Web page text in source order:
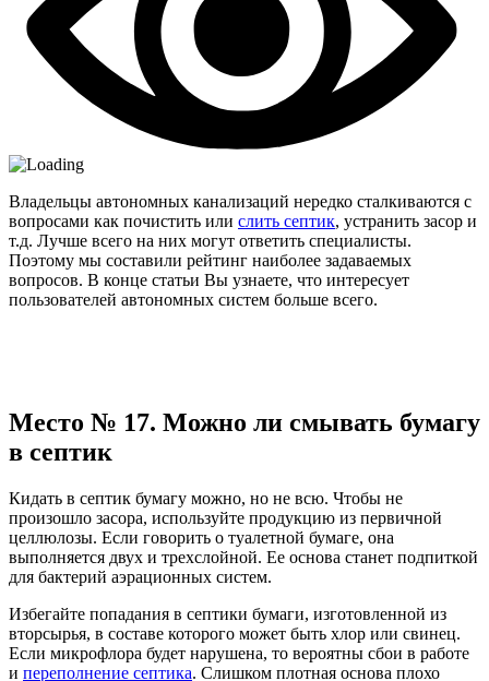
Владельцы автономных канализаций нередко сталкиваются с
вопросами как почистить или слить септик, устранить засор и
т.д. Лучше всего на них могут ответить специалисты.
Поэтому мы составили рейтинг наиболее задаваемых
вопросов. В конце статьи Вы узнаете, что интересует
пользователей автономных систем больше всего.
Место № 17. Можно ли смывать бумагу
в септик
Кидать в септик бумагу можно, но не всю. Чтобы не
произошло засора, используйте продукцию из первичной
целлюлозы. Если говорить о туалетной бумаге, она
выполняется двух и трехслойной. Ее основа станет подпиткой
для бактерий аэрационных систем.
Избегайте попадания в септики бумаги, изготовленной из
вторсырья, в составе которого может быть хлор или свинец.
Если микрофлора будет нарушена, то вероятны сбои в работе
и переполнение септика. Слишком плотная основа плохо